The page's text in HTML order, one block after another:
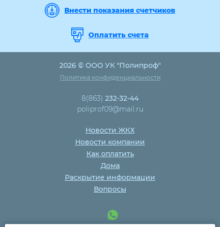
Внести показания счетчиков
Оплатить счета
2026 © ООО УК "Полипроф"
Политика конфиденциальности
8(863) 232-32-44
poliprof09@mail.ru
Новости ЖКХ
Новости компании
Как оплатить
Дома
Раскрытие информации
Вопросы